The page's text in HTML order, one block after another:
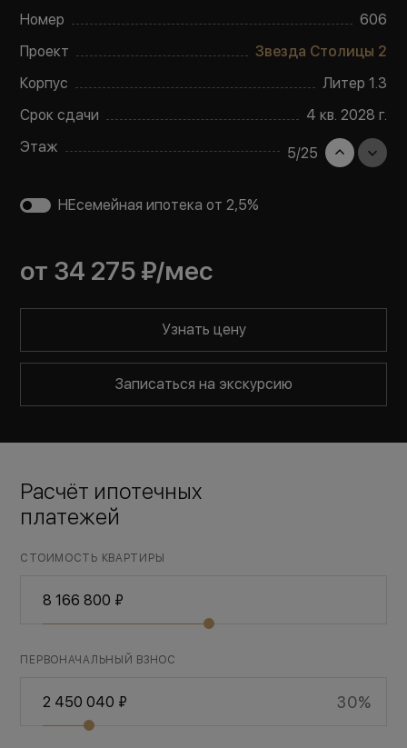
Номер
606
Проект
Звезда Столицы 2
Корпус
Литер 1.3
Срок сдачи
4 кв. 2028 г.
Этаж
5/25
НЕсемейная ипотека от 2,5%
от 34 275 ₽/мес
Узнать цену
Записаться на экскурсию
Расчёт ипотечных
платежей
СТОИМОСТЬ КВАРТИРЫ
ПЕРВОНАЧАЛЬНЫЙ ВЗНОС
30%